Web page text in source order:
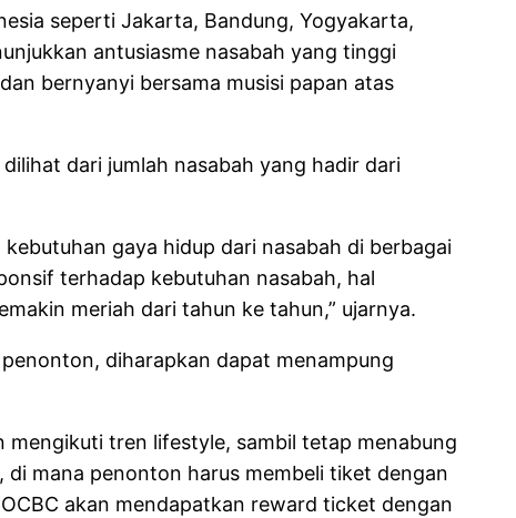
seperti Jakarta, Bandung, Yogyakarta,
antusiasme nasabah yang tinggi
bernyanyi bersama musisi papan atas
dari jumlah nasabah yang hadir dari
gaya hidup dari nasabah di berbagai
terhadap kebutuhan nasabah, hal
meriah dari tahun ke tahun,” ujarnya.
diharapkan dapat menampung
mengikuti tren lifestyle, sambil tetap menabung
mana penonton harus membeli tiket dengan
akan mendapatkan reward ticket dengan